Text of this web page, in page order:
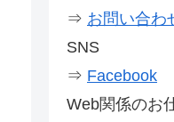
⇒ お問い合わ
SNS
⇒ Facebook
Web関係のお